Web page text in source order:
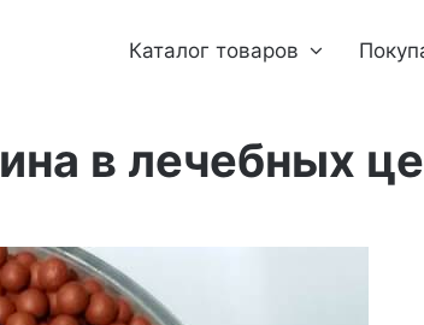
Каталог товаров
в лечебных